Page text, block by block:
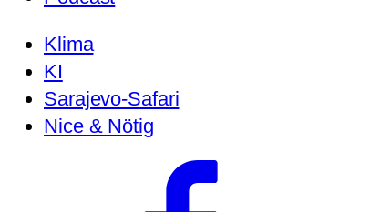
Klima
KI
Sarajevo-Safari
Nice & Nötig